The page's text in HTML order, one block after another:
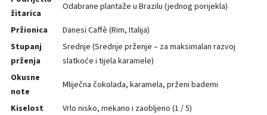
žitarica
Odabrane plantaže u Brazilu (jednog porijekla)
Pržionica
Danesi Caffè (Rim, Italija)
Stupanj
prženja
Srednje (Srednje prženje – za maksimalan razvoj
slatkoće i tijela karamele)
Okusne
note
Mliječna čokolada, karamela, prženi bademi
Kiselost
Vrlo nisko, mekano i zaobljeno (1 / 5)